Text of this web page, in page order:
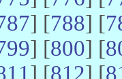
] [788] [
] [800] [
] [812] [